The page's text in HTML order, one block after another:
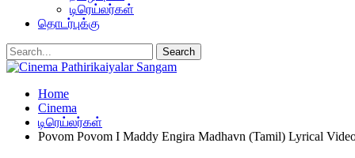
டிரெய்லர்கள்
தொடர்புக்கு
Home
Cinema
டிரெய்லர்கள்
Povom Povom I Maddy Engira Madhavn (Tamil) Lyrical